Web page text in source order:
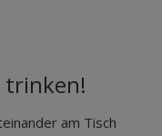
trinken!
am Tisch